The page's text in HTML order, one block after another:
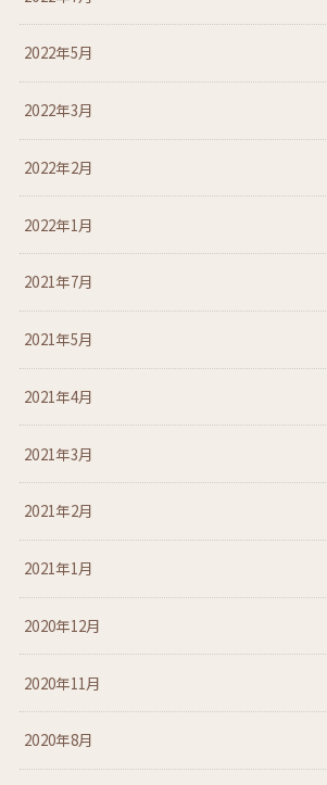
2022年5月
2022年3月
2022年2月
2022年1月
2021年7月
2021年5月
2021年4月
2021年3月
2021年2月
2021年1月
2020年12月
2020年11月
2020年8月